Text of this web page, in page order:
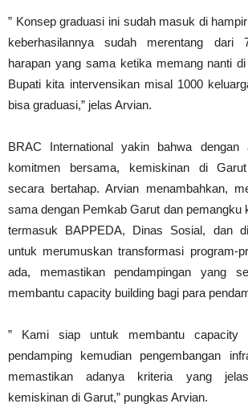
” Konsep graduasi ini sudah masuk di
keberhasilannya sudah merentang dari
harapan yang sama ketika memang nanti
Bupati kita intervensikan misal 1000
bisa graduasi,” jelas Arvian.
BRAC International yakin bahwa dengan
komitmen bersama, kemiskinan di
secara bertahap. Arvian menambahkan,
sama dengan Pemkab Garut dan pemangku
termasuk BAPPEDA, Dinas Sosial, dan
untuk merumuskan transformasi program-
ada, memastikan pendampingan yang
membantu capacity building bagi para
” Kami siap untuk membantu capacity
pendamping kemudian pengembangan
memastikan adanya kriteria yang
kemiskinan di Garut,” pungkas Arvian.